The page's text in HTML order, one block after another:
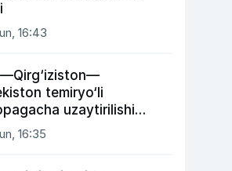
16:43
temiryo‘li
uzaytirilishi
16:35